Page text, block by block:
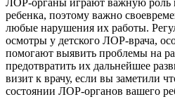
ЛОР-органы играют важную роль
ребенка, поэтому важно
любые нарушения их работы.
осмотры у детского ЛОР-врача,
помогают выявить проблемы на
предотвратить их дальнейшее
визит к врачу, если вы заметили
состоянии ЛОР-органов вашего